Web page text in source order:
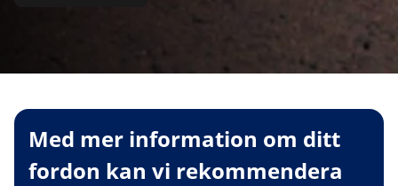
Med mer information om ditt
fordon kan vi rekommendera